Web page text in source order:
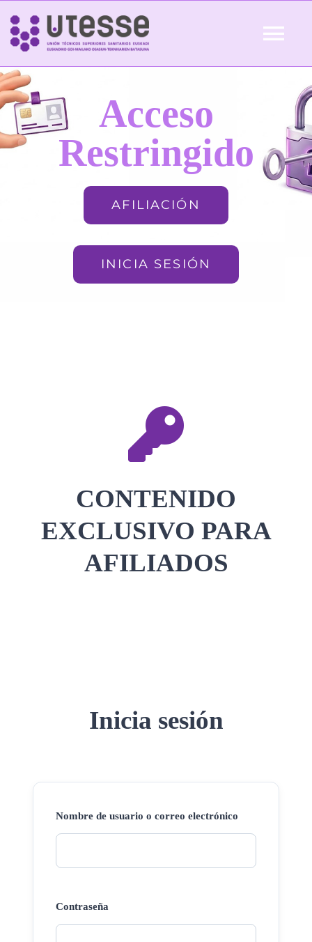
Skip
content
Inicio
QUIÉNES SOMOS Acceso
Restringido
AFILIACIÓN
INICIA SESIÓN
CONTENIDO
EXCLUSIVO PARA
AFILIADOS
Inicia sesión
Nombre de usuario o correo electrónico
Contraseña